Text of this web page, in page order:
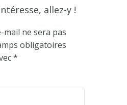
allez-y !
mail ne sera pas
obligatoires
*